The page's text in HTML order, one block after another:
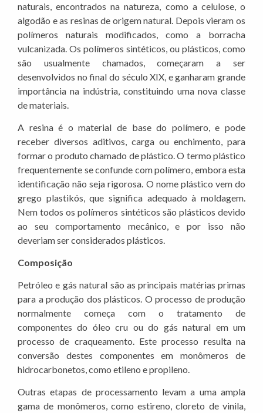
naturais, encontrados na natureza, como a celulose, o
algodão e as resinas de origem natural. Depois vieram os
polímeros naturais modificados, como a borracha
vulcanizada. Os polímeros sintéticos, ou plásticos, como
são usualmente chamados, começaram a ser
desenvolvidos no final do século XIX, e ganharam grande
importância na indústria, constituindo uma nova classe
de materiais.
A resina é o material de base do polímero, e pode
receber diversos aditivos, carga ou enchimento, para
formar o produto chamado de plástico. O termo plástico
frequentemente se confunde com polímero, embora esta
identificação não seja rigorosa. O nome plástico vem do
grego plastikós, que significa adequado à moldagem.
Nem todos os polímeros sintéticos são plásticos devido
ao seu comportamento mecânico, e por isso não
deveriam ser considerados plásticos.
Composição
Petróleo e gás natural são as principais matérias primas
para a produção dos plásticos. O processo de produção
normalmente começa com o tratamento de
componentes do óleo cru ou do gás natural em um
processo de craqueamento. Este processo resulta na
conversão destes componentes em monômeros de
hidrocarbonetos, como etileno e propileno.
Outras etapas de processamento levam a uma ampla
gama de monômeros, como estireno, cloreto de vinila,